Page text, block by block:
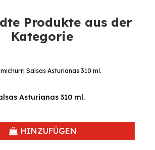
Produkte aus der
Kategorie
Asturianas 310 ml.
HINZUFÜGEN